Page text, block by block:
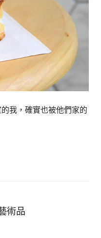
我，確實也被他們家的
術品